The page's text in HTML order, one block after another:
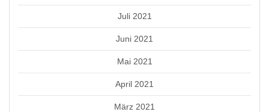
Juli 2021
Juni 2021
Mai 2021
April 2021
März 2021